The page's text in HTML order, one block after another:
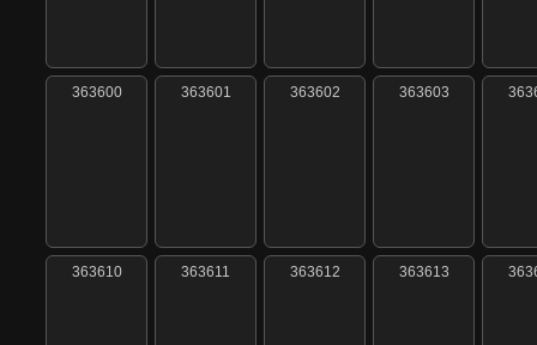
363600 363601 363602 363603
363610 363611 363612 363613